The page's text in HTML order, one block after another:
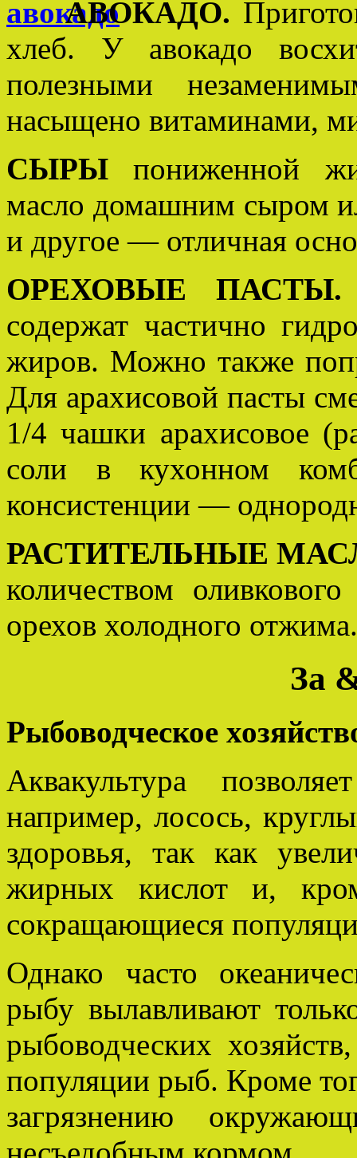
АВОКАДО.
хлеб. У авокадо
полезными
насыщено витаминами,
СЫРЫ пониженной
масло домашним сыром
и другое — отличная
ОРЕХОВЫЕ ПАСТЫ.
содержат частично
жиров. Можно также
Для арахисовой пасты
1/4 чашки арахисовое
соли в кухонном
консистенции —
РАСТИТЕЛЬНЫЕ
количеством
орехов холодного отжима.
За
Рыбоводческое
Аквакультура
например, лосось,
здоровья, так как
жирных кислот и,
сокращающиеся
Однако часто
рыбу вылавливают
рыбоводческих
популяции рыб. Кроме
загрязнению